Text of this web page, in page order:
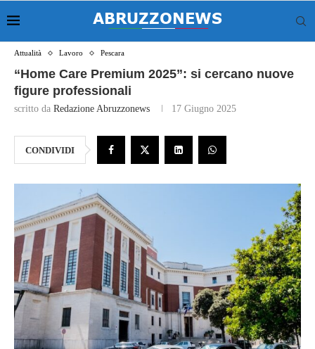
Attualità Lavoro Pescara
“Home Care Premium 2025”: si cercano nuove
figure professionali
scritto da Redazione Abruzzonews 17 Giugno 2025
CONDIVIDI